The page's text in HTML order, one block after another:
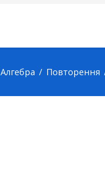
Алгебра Повторення